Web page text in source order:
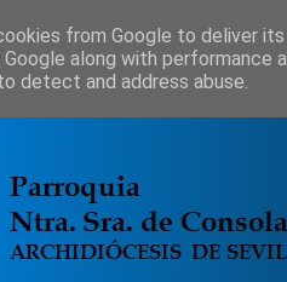
from Google to deliver
Google along with
detect and address abuse.